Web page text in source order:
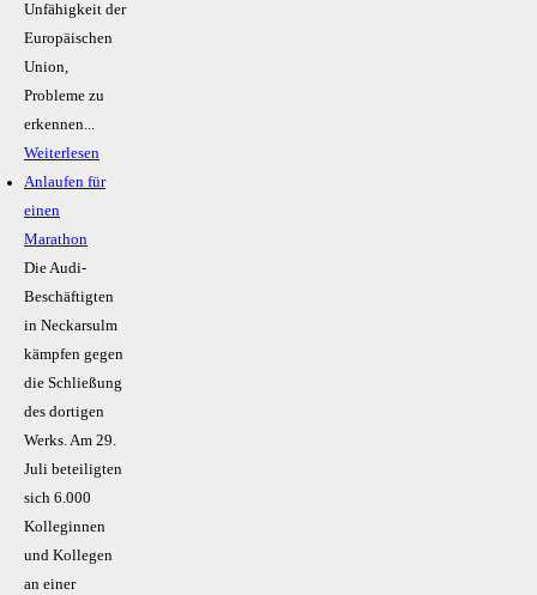
Unfähigkeit der
Europäischen
Union,
Probleme zu
erkennen...
Weiterlesen
Anlaufen für
einen
Marathon
Die Audi-
Beschäftigten
in Neckarsulm
kämpfen gegen
die Schließung
des dortigen
Werks. Am 29.
Juli beteiligten
sich 6.000
Kolleginnen
und Kollegen
an einer